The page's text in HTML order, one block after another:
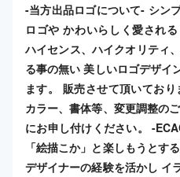
-当方出品ロゴについて- シン
ロゴや かわいらしく愛され
ハイセンス、ハイクオリティ
る事の無い 美しいロゴデザイ
ます。 販売させて頂いており
カラー、書体等、変更調整の
にお申し付けください。 -
「絵描こか」と楽しもうとす
デザイナーの経験を活かし イ